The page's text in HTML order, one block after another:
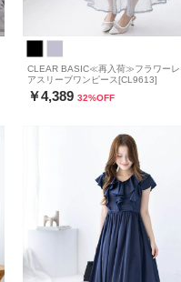
CLEAR BASIC≪再入荷≫フラワーレ
アスリーブワンピース[CL9613]
￥4,389 32%OFF